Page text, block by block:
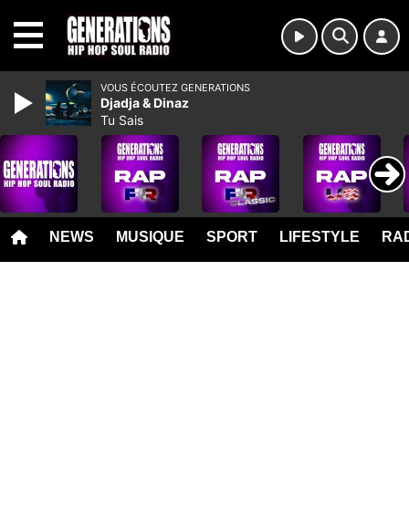
NEWS MUSIQUE SPORT LIFESTYLE
VOUS ÉCOUTEZ GENERATIONS
Djadja & Dinaz
Tu Sais